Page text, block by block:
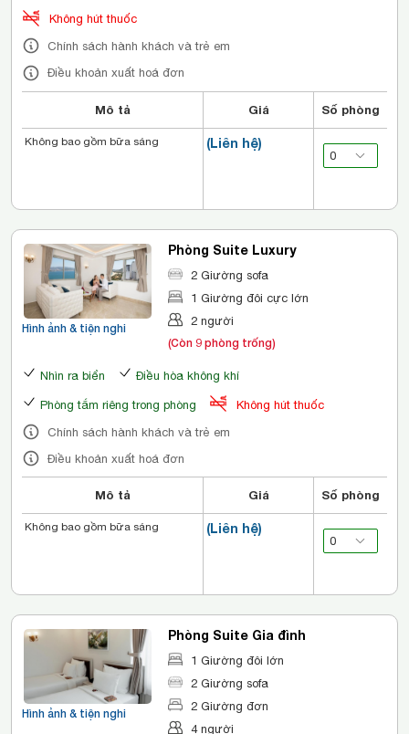
Không hút thuốc
Chính sách hành khách và trẻ em
Điều khoản xuất hoá đơn
Mô tả Giá Số phòng
(Liên hệ)
Không bao gồm bữa sáng
Hình ảnh & tiện nghi
Phòng Suite Luxury
2 Giường sofa
1 Giường đôi cực lớn
2 người
(Còn 9 phòng trống)
Nhìn ra biển Điều hòa không khí
Phòng tắm riêng trong phòng
Không hút thuốc
Chính sách hành khách và trẻ em
Điều khoản xuất hoá đơn
Mô tả Giá Số phòng
(Liên hệ)
Không bao gồm bữa sáng
Hình ảnh & tiện nghi
Phòng Suite Gia đình
1 Giường đôi lớn
2 Giường sofa
2 Giường đơn
4 người